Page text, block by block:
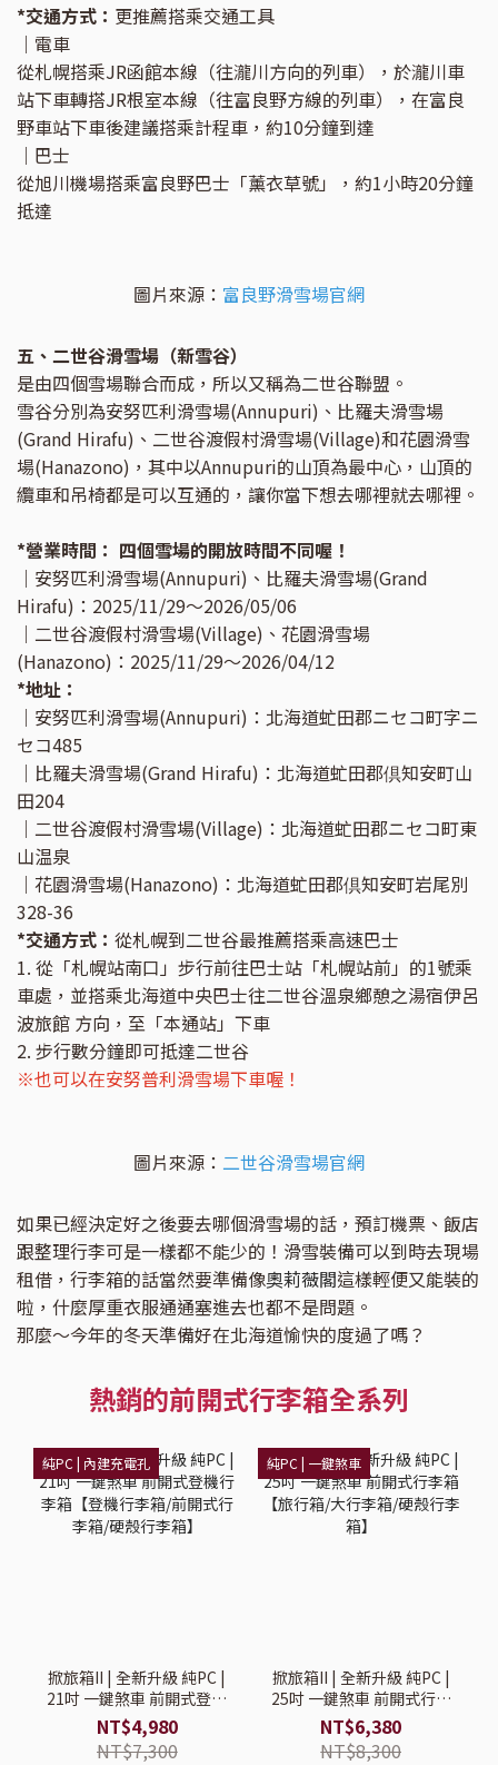
*交通方式： 更推薦搭乘交通工具
｜電車
從札幌搭乘JR函館本線（往瀧川方向的列車），於瀧川車
站下車轉搭JR根室本線（往富良野方線的列車），在富良
野車站下車後建議搭乘計程車，約10分鐘到達
｜巴士
從旭川機場搭乘富良野巴士「薰衣草號」，約1小時20分鐘
抵達
圖片來源： 富良野滑雪場官網
五、二世谷滑雪場（新雪谷）
是由四個雪場聯合而成，所以又稱為二世谷聯盟。
雪谷分別為安努匹利滑雪場(Annupuri)、比羅夫滑雪場
(Grand Hirafu)、二世谷渡假村滑雪場(Village)和花園滑雪
場(Hanazono)，其中以Annupuri的山頂為最中心，山頂的
纜車和吊椅都是可以互通的，讓你當下想去哪裡就去哪裡。
*營業時間： 四個雪場的開放時間不同喔！
｜安努匹利滑雪場(Annupuri)、比羅夫滑雪場(Grand
Hirafu)：2025/11/29～2026/05/06
｜二世谷渡假村滑雪場(Village)、花園滑雪場
(Hanazono)：2025/11/29～2026/04/12
*地址：
｜安努匹利滑雪場(Annupuri)：北海道虻田郡ニセコ町字ニ
セコ485
｜比羅夫滑雪場(Grand Hirafu)：北海道虻田郡倶知安町山
田204
｜二世谷渡假村滑雪場(Village)：北海道虻田郡ニセコ町東
山温泉
｜花園滑雪場(Hanazono)：北海道虻田郡倶知安町岩尾別
328-36
*交通方式： 從札幌到二世谷最推薦搭乘高速巴士
1. 從「札幌站南口」步行前往巴士站「札幌站前」的1號乘
車處，並搭乘北海道中央巴士往二世谷溫泉鄉憩之湯宿伊呂
波旅館 方向，至「本通站」下車
2. 步行數分鐘即可抵達二世谷
※也可以在安努普利滑雪場下車喔！
圖片來源： 二世谷滑雪場官網
如果已經決定好之後要去哪個滑雪場的話，預訂機票、飯店
跟整理行李可是一樣都不能少的！滑雪裝備可以到時去現場
租借，行李箱的話當然要準備像奧莉薇閣這樣輕便又能裝的
啦，什麼厚重衣服通通塞進去也都不是問題。
那麼～今年的冬天準備好在北海道愉快的度過了嗎？
熱銷的前開式行李箱全系列
純PC | 內建充電孔
掀旅箱II | 全新升級 純PC |
21吋 一鍵煞車 前開式登機
行李箱【登機行李箱/前開
式行李箱/硬殼行李箱】
NT$4,980
NT$7,300
純PC | 一鍵煞車
掀旅箱II | 全新升級 純PC |
25吋 一鍵煞車 前開式行李
箱【旅行箱/大行李箱/硬殼
行李箱】
NT$6,380
NT$8,300